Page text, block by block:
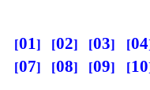
01 02 03 04
07
08 09 10